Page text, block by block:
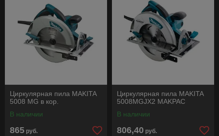
Циркулярная пила MAKITA
5008 MG в кор.
В наличии
865 руб.
Циркулярная пила MAKITA
5008MGJX2 MAKPAC
В наличии
806,40 руб.